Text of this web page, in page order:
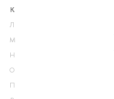
К
Л
М
Н
О
П